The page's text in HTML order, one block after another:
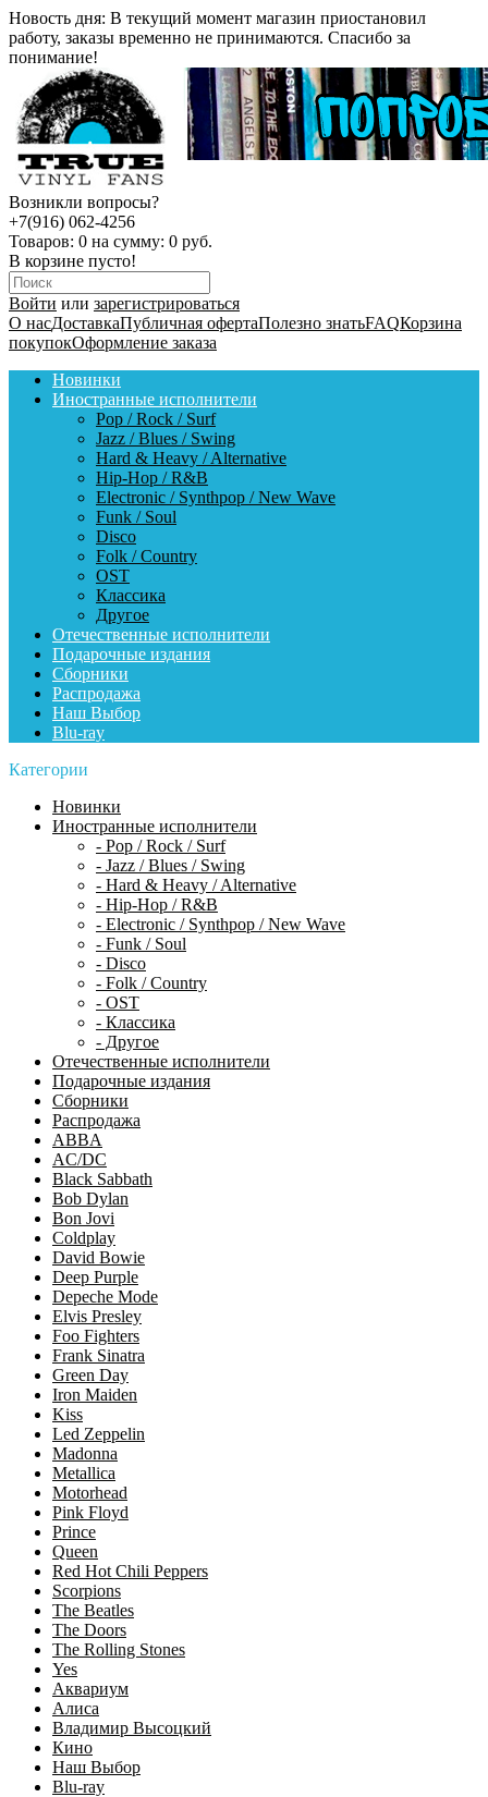
Новость дня: В текущий момент магазин приостановил
работу, заказы временно не принимаются. Спасибо за
понимание!
Возникли вопросы?
+7(916) 062-4256
Товаров: 0 на сумму: 0 руб.
В корзине пусто!
Войти или зарегистрироваться
О насДоставкаПубличная офертаПолезно знатьFAQКорзина
покупокОформление заказа
Новинки
Иностранные исполнители
Pop / Rock / Surf
Jazz / Blues / Swing
Hard & Heavy / Alternative
Hip-Hop / R&B
Electronic / Synthpop / New Wave
Funk / Soul
Disco
Folk / Country
OST
Классика
Другое
Отечественные исполнители
Подарочные издания
Сборники
Распродажа
Наш Выбор
Blu-ray
Категории
Новинки
Иностранные исполнители
- Pop / Rock / Surf
- Jazz / Blues / Swing
- Hard & Heavy / Alternative
- Hip-Hop / R&B
- Electronic / Synthpop / New Wave
- Funk / Soul
- Disco
- Folk / Country
- OST
- Классика
- Другое
Отечественные исполнители
Подарочные издания
Сборники
Распродажа
ABBA
AC/DC
Black Sabbath
Bob Dylan
Bon Jovi
Coldplay
David Bowie
Deep Purple
Depeche Mode
Elvis Presley
Foo Fighters
Frank Sinatra
Green Day
Iron Maiden
Kiss
Led Zeppelin
Madonna
Metallica
Motorhead
Pink Floyd
Prince
Queen
Red Hot Chili Peppers
Scorpions
The Beatles
The Doors
The Rolling Stones
Yes
Аквариум
Алиса
Владимир Высоцкий
Кино
Наш Выбор
Blu-ray